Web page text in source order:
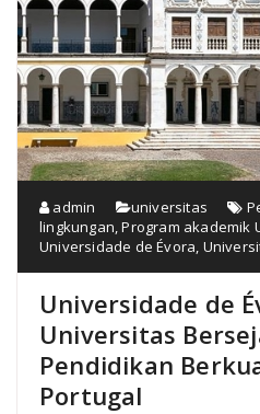
admin universitas
lingkungan,Program akademik
Universidade de Évora,
Universidade de
Universitas
Pendidikan
Portugal